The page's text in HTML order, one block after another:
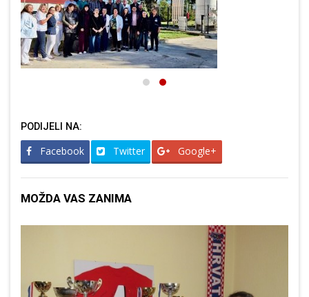
PODIJELI NA:
Facebook Twitter Google+
MOŽDA VAS ZANIMA